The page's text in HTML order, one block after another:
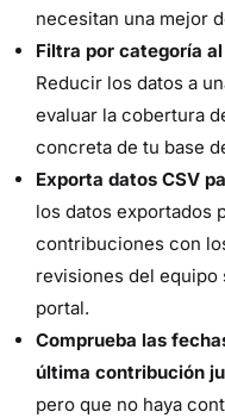
necesitan una mejor
Filtra por categoría
Reducir los datos a
evaluar la cobertura
concreta de tu base
Exporta datos CSV
los datos exportados
contribuciones con
revisiones del
portal.
Comprueba las
última contribución
pero que no haya